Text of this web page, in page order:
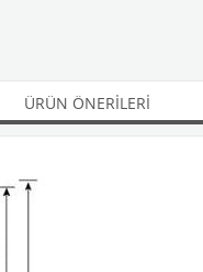
ÜRÜN ÖNERILERI